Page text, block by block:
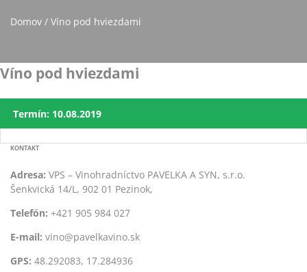
Domov / Víno pod hviezdami
Víno pod hviezdami
Termín: 10.08.2019
KONTAKT
Adresa: VPS – Vinohradníctvo PAVELKA A SYN, s.r.o.
Šenkvická 14/L, 902 01 Pezinok,
Telefón: +421 905 984 027
E-mail: vino@pavelkavino.sk
GPS: 48.292083, 17.284936